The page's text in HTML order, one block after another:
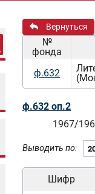
Вернуться
№
фонда
ф.632
ф.632 оп.2
1967/
Выводить по:
Шифр